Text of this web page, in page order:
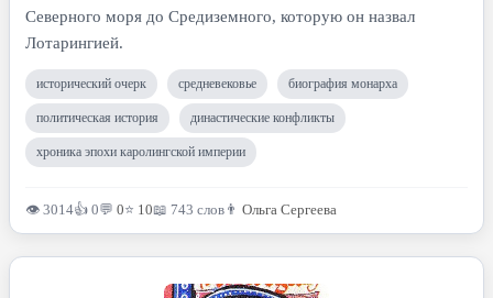
Северного моря до Средиземного, которую он назвал
Лотарингией.
исторический очерк средневековье биография монарха
политическая история династические конфликты
хроника эпохи каролингской империи
👁 3014👍 0💬 0⭐ 10📖 743 слов 👨 Ольга Сергеева